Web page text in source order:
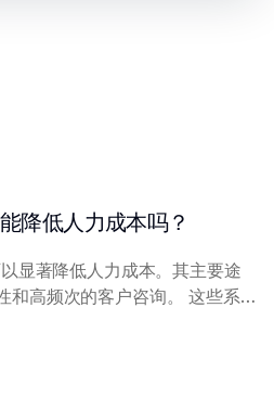
降低人力成本吗？
显著降低人力成本。其主要途
频次的客户咨询。 这些系
和基本政策咨询...